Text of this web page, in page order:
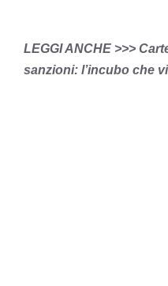
LEGGI ANCHE >>>
sanzioni: l’incubo che